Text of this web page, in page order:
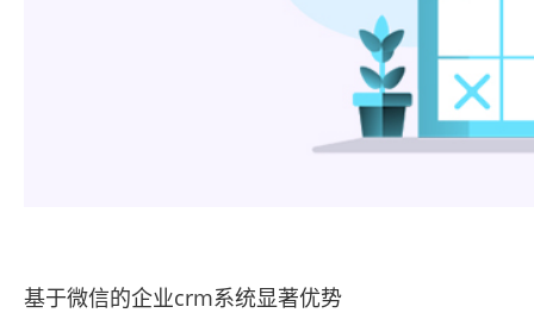
基于微信的企业crm系统显著优势